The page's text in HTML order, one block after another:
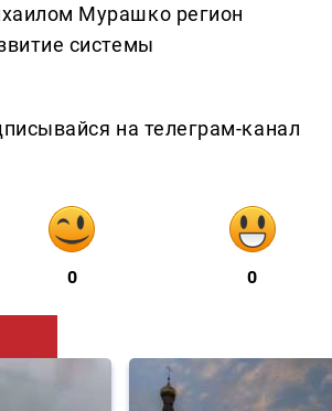
Мурашко регион
системы
на телеграм-канал
0 0